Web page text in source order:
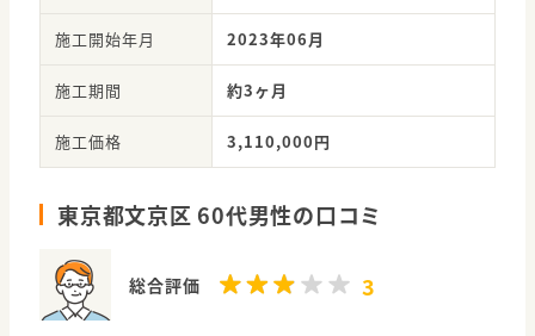
施工開始年月 2023年06月
施工期間 約3ヶ月
施工価格 3,110,000円
東京都文京区 60代男性の口コミ
総合評価 3